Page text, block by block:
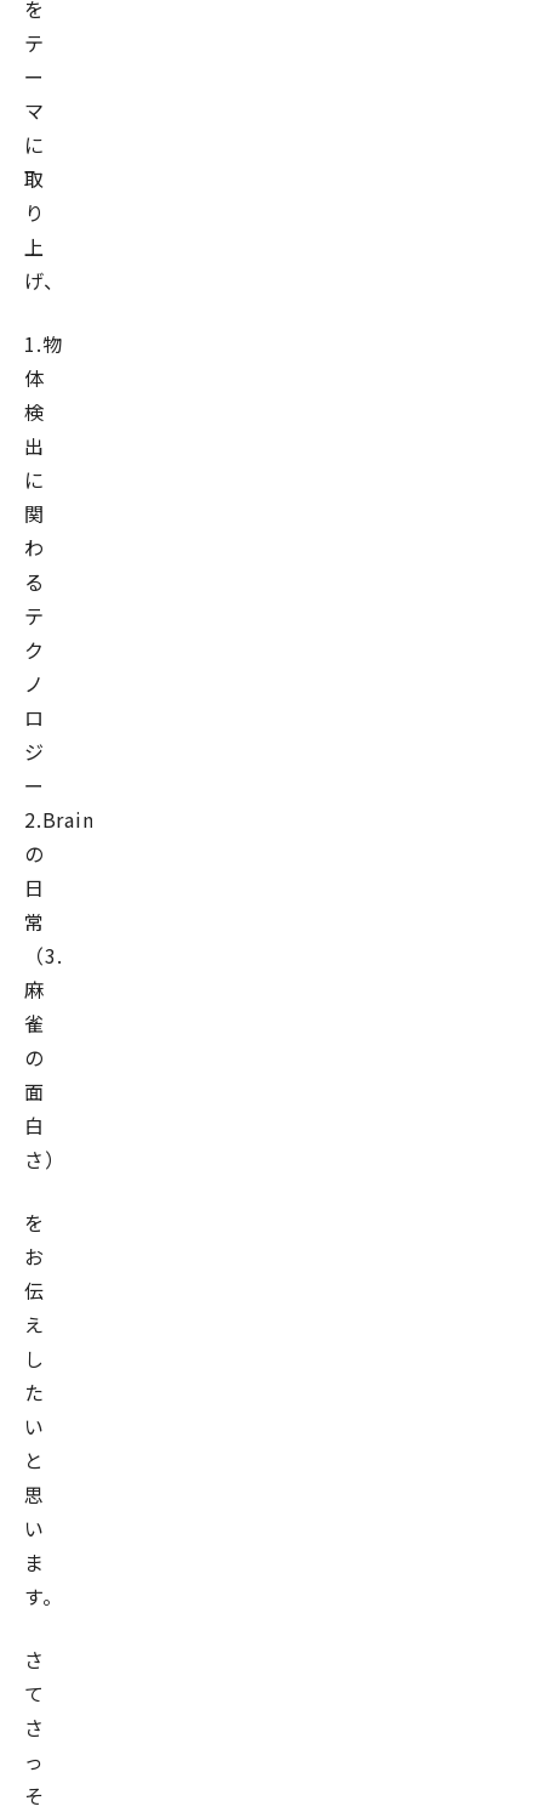
を
テ
ー
マ
に
取
り
上
げ、
1.物
体
検
出
に
関
わ
る
テ
ク
ノ
ロ
ジ
ー
2.BrainPad
の
日
常
（3.
麻
雀
の
面
白
さ）
を
お
伝
え
し
た
い
と
思
い
ま
す。
さ
て
さ
っ
そ